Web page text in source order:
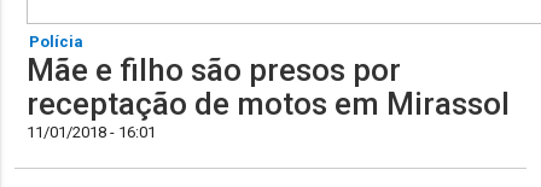
Polícia
Mãe e filho são presos por
receptação de motos em Mirassol
11/01/2018 - 16:01